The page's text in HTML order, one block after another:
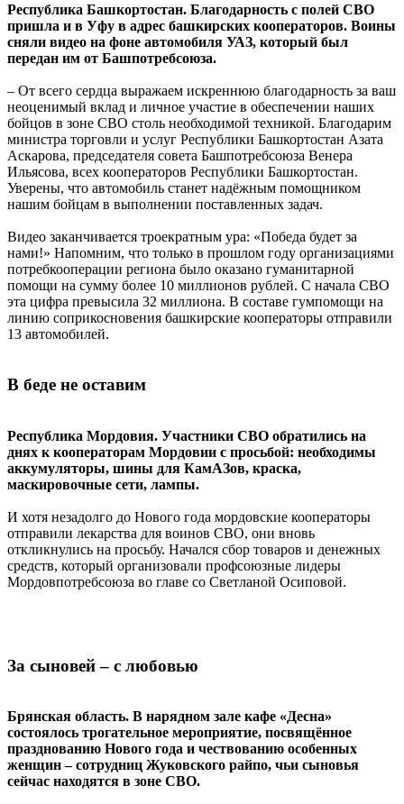
Республика Башкортостан. Благодарность с полей СВО
пришла и в Уфу в адрес башкирских кооператоров. Воины
сняли видео на фоне автомобиля УАЗ, который был
передан им от Башпотребсоюза.
– От всего сердца выражаем искреннюю благодарность за ваш
неоценимый вклад и личное участие в обеспечении наших
бойцов в зоне СВО столь необходимой техникой. Благодарим
министра торговли и услуг Республики Башкортостан Азата
Аскарова, председателя совета Башпотребсоюза Венера
Ильясова, всех кооператоров Республики Башкортостан.
Уверены, что автомобиль станет надёжным помощником
нашим бойцам в выполнении поставленных задач.
Видео заканчивается троекратным ура: «Победа будет за
нами!» Напомним, что только в прошлом году организациями
потребкооперации региона было оказано гуманитарной
помощи на сумму более 10 миллионов рублей. С начала СВО
эта цифра превысила 32 миллиона. В составе гумпомощи на
линию соприкосновения башкирские кооператоры отправили
13 автомобилей.
В беде не оставим
Республика Мордовия. Участники СВО обратились на
днях к кооператорам Мордовии с просьбой: необходимы
аккумуляторы, шины для КамАЗов, краска,
маскировочные сети, лампы.
И хотя незадолго до Нового года мордовские кооператоры
отправили лекарства для воинов СВО, они вновь
откликнулись на просьбу. Начался сбор товаров и денежных
средств, который организовали профсоюзные лидеры
Мордовпотребсоюза во главе со Светланой Осиповой.
За сыновей – с любовью
Брянская область. В нарядном зале кафе «Десна»
состоялось трогательное мероприятие, посвящённое
празднованию Нового года и чествованию особенных
женщин – сотрудниц Жуковского райпо, чьи сыновья
сейчас находятся в зоне СВО.